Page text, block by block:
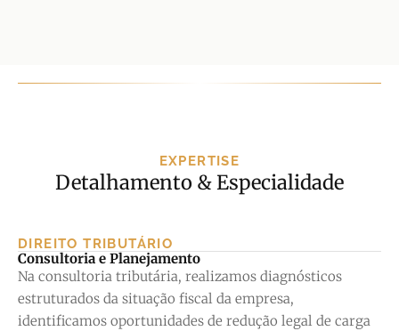
EXPERTISE
Detalhamento & Especialidade
DIREITO TRIBUTÁRIO
Consultoria e Planejamento
Na consultoria tributária, realizamos diagnósticos
estruturados da situação fiscal da empresa,
identificamos oportunidades de redução legal de carga